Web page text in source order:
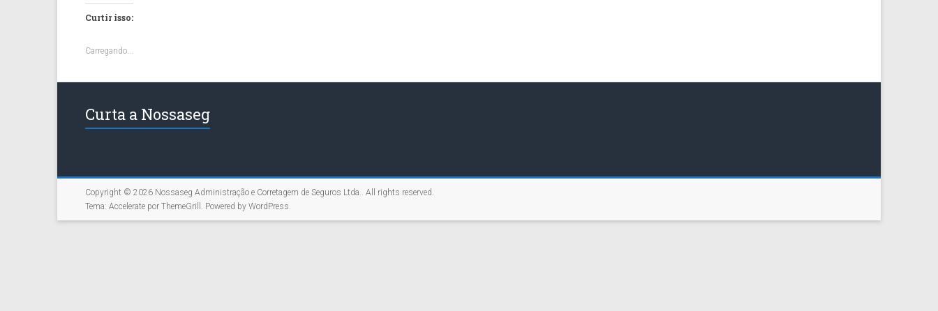
Curtir isso:
Carregando...
Curta a Nossaseg
Copyright © 2026 Nossaseg Administração e Corretagem de Seguros Ltda.. All rights reserved.
Tema: Accelerate por ThemeGrill. Powered by WordPress.